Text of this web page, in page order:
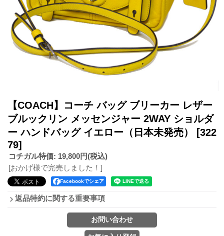
【COACH】コーチ バッグ ブリーカー レザー
ブルックリン メッセンジャー 2WAY ショルダ
ー ハンドバッグ イエロー（日本未発売） [322
79]
コチガル特価: 19,800円(税込)
[おかげ様で完売しました！]
Facebookでシェア
返品特約に関する重要事項